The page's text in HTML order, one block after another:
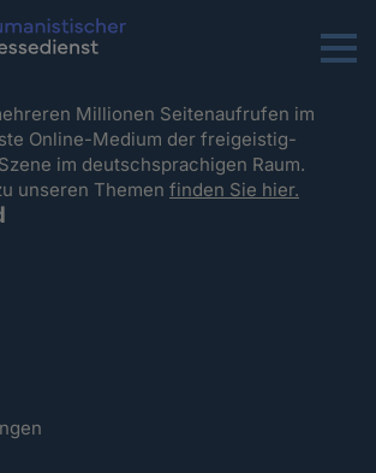
Menu
Millionen Seitenaufrufen im
Online-Medium der freigeistig-
im deutschsprachigen Raum.
unseren Themenfinden Sie hier.